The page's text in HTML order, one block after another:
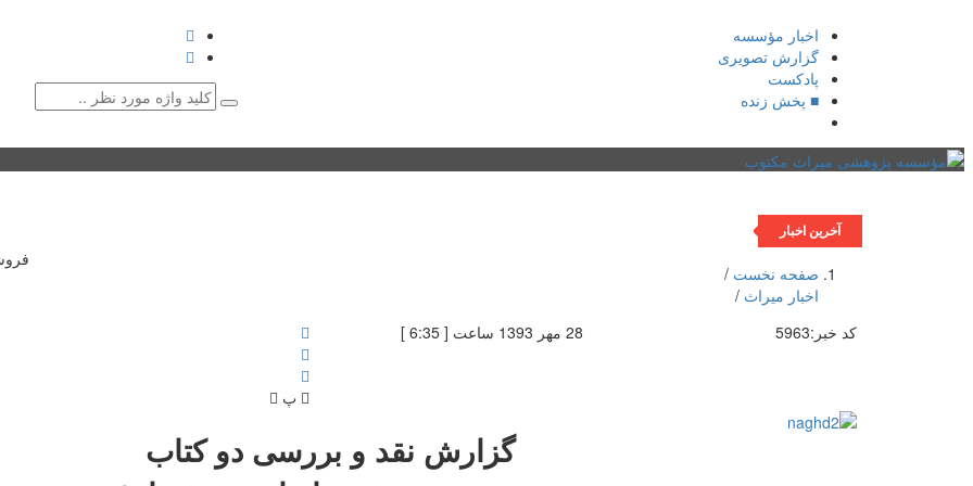
اخبار مؤسسه
گزارش تصویری
پادکست‌
■ پخش زنده
آخرین اخبار
صفحه نخست /
اخبار میراث /
کد خبر:5963 28 مهر 1393 ساعت [ 6:35 ]
پ
گزارش نقد و بررسی دو کتاب